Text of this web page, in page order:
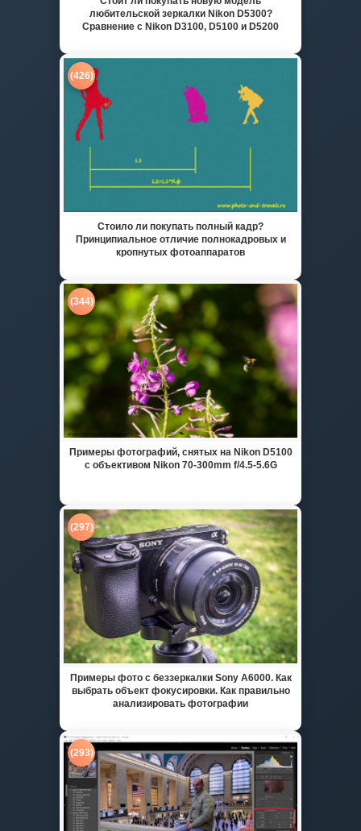
любительской зеркалки Nikon D5300?
Сравнение с Nikon D3100, D5100 и D5200
(426)
Стоило ли покупать полный кадр?
Принципиальное отличие полнокадровых и
кропнутых фотоаппаратов
(344)
Примеры фотографий, снятых на Nikon D5100
с объективом Nikon 70-300mm f/4.5-5.6G
(297)
Примеры фото с беззеркалки Sony A6000. Как
выбрать объект фокусировки. Как правильно
анализировать фотографии
(293)